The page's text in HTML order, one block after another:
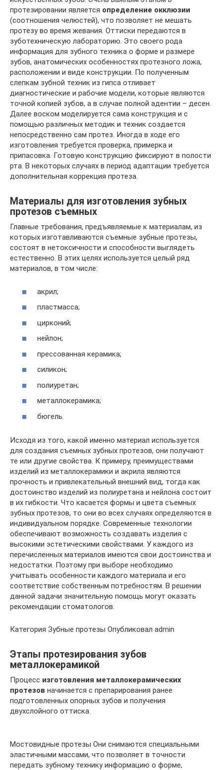
протезировании является определение окклюзии
(соотношения челюстей), что позволяет не мешать
протезу во время жевания. Оттиски передаются в
зуботехническую лабораторию. Это своего рода
информация для зубного техника о форме и размере
зубов, анатомических особенностях протезного ложа,
расположении и виде конструкции. По полученным
слепкам зубной техник из гипса отливает
диагностические и рабочие модели, которые являются
точной копией зубов, а в случае полной адентии – десен.
Далее воском моделируется сама конструкция и с
помощью различных методик и техник создается
непосредственно сам протез. Иногда в ходе его
изготовления требуется проверка, примерка и
припасовка. Готовую конструкцию фиксируют в полости
рта. В некоторых случаях в период адаптации требуется
дополнительная коррекция протеза.
Материалы для изготовления зубных
протезов съемных
Главные требования, предъявляемые к материалам, из
которых изготавливаются съемные зубные протезы,
состоят в нетоксичности и способности выглядеть
естественно. В этих целях используется целый ряд
материалов, в том числе:
акрил;
пластмасса;
цирконий;
нейлон;
прессованная керамика;
силикон;
полиуретан;
металлокерамика;
бюгель.
Исходя из того, какой именно материал используется
для создания съемных зубных протезов, они получают
те или другие свойства. К примеру, преимуществами
изделий из металлокерамики и акрила являются
прочность и привлекательный внешний вид, тогда как
достоинство изделий из полиуретана и нейлона состоит
в их гибкости. Что касается формы и цвета съемных
зубных протезов, то они во всех случаях определяются в
индивидуальном порядке. Современные технологии
обеспечивают возможность создавать изделия с
высокими эстетическими свойствами. У каждого из
перечисленных материалов имеются свои достоинства и
недостатки. Поэтому при выборе необходимо
учитывать особенности каждого материала и его
соответствие собственным потребностям. В решении
данной задачи значительную помощь могут оказать
рекомендации стоматологов.
Категория Зубные протезы Опубликовал admin
Этапы протезирования зубов
металлокерамикой
Процесс изготовления металлокерамических
протезов начинается с препарирования ранее
подготовленных опорных зубов и получения
двухслойного оттиска.
Мостовидные протезы Они снимаются специальными
эластичными массами, что позволяет в точности
передать зубному технику информацию о форме,